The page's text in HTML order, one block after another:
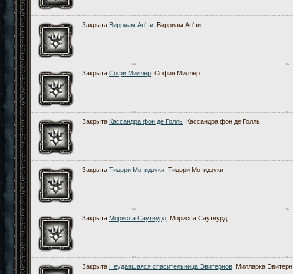
Закрыта Вирриам Ан'эи Вирриам Ан'эи
Закрыта Софи Миллер София Миллер
Закрыта Кассандра фон де Голль Кассандра фон де Голль
Закрыта Тидори Мотидзуки Тидори Мотидзуки
Закрыта Морисса Саутвурд Морисса Саутвурд
Закрыта Неудавшаяся спасительница Эвитернов Милларка Эвитерн